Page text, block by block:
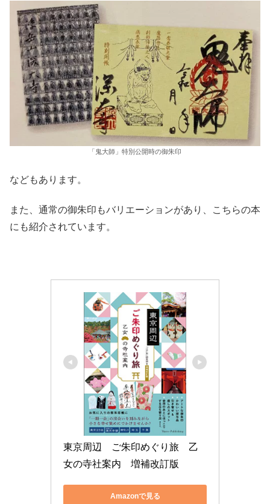
「鬼大師」特別公開時の御朱印
などもあります。
また、通常の御朱印もバリエーションがあり、こちらの本
にも紹介されています。
東京周辺　ご朱印めぐり旅　乙
女の寺社案内　増補改訂版
Amazonで見る